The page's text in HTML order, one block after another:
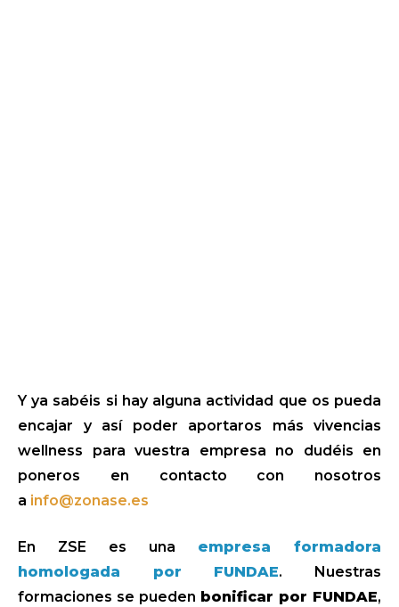
Y ya sabéis si hay alguna actividad que os pueda
encajar y así poder aportaros más vivencias
wellness para vuestra empresa no dudéis en
poneros en contacto con nosotros
a info@zonase.es
En ZSE es una empresa formadora
homologada por FUNDAE. Nuestras
formaciones se pueden bonificar por FUNDAE,